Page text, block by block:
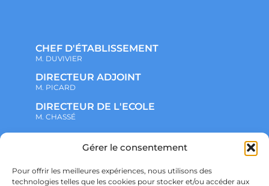
Gérer le consentement
Pour offrir les meilleures expériences, nous utilisons des
technologies telles que les cookies pour stocker et/ou accéder aux
CHEF D'ÉTABLISSEMENT
M. DUVIVIER
DIRECTEUR ADJOINT
M. PICARD
DIRECTEUR DE L'ECOLE
M. CHASSÉ
NOTRE ENSEMBLE SCOLAIRE
ADMINISTRATIF
VIE ASSOCIATIVE